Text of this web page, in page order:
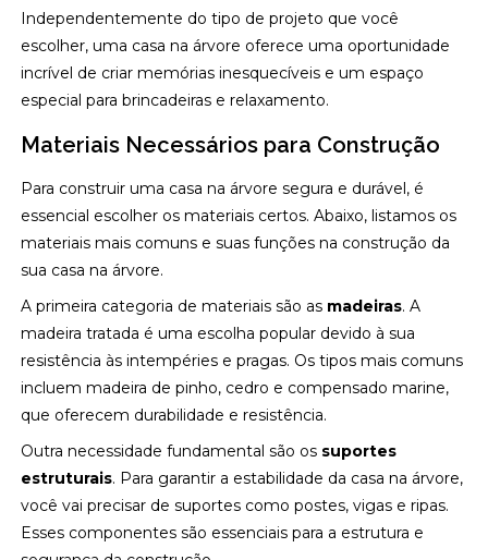
Independentemente do tipo de projeto que você
escolher, uma casa na árvore oferece uma oportunidade
incrível de criar memórias inesquecíveis e um espaço
especial para brincadeiras e relaxamento.
Materiais Necessários para Construção
Para construir uma casa na árvore segura e durável, é
essencial escolher os materiais certos. Abaixo, listamos os
materiais mais comuns e suas funções na construção da
sua casa na árvore.
A primeira categoria de materiais são as madeiras. A
madeira tratada é uma escolha popular devido à sua
resistência às intempéries e pragas. Os tipos mais comuns
incluem madeira de pinho, cedro e compensado marine,
que oferecem durabilidade e resistência.
Outra necessidade fundamental são os suportes
estruturais. Para garantir a estabilidade da casa na árvore,
você vai precisar de suportes como postes, vigas e ripas.
Esses componentes são essenciais para a estrutura e